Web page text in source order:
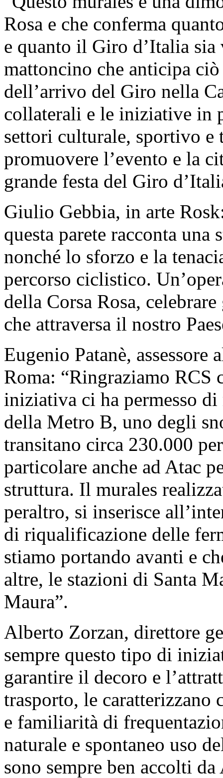
Rosa e che conferma
e quanto il Giro d’Italia
mattoncino che anticipa
dell’arrivo del Giro nella
collaterali e le iniziative in
settori culturale, sportivo
promuovere l’evento e la
grande festa del Giro
Giulio Gebbia, in arte
questa parete racconta
nonché lo sforzo e la
percorso ciclistico.
della Corsa Rosa,
che attraversa il nostro
Eugenio Patanè,
Roma: “Ringraziamo RCS
iniziativa ci ha permesso
della Metro B, uno degli
transitano circa 230.000
particolare anche ad Atac
struttura. Il murales
peraltro, si inserisce
di riqualificazione delle
stiamo portando avanti e
altre, le stazioni di Santa
Maura”.
Alberto Zorzan, direttore
sempre questo tipo di
garantire il decoro e
trasporto, le
e familiarità di
naturale e spontaneo uso
sono sempre ben accolti